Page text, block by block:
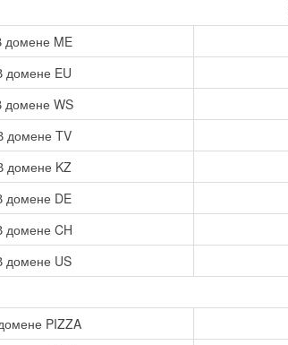
домене ME
домене EU
домене WS
домене TV
домене KZ
домене DE
домене CH
домене US
PIZZA